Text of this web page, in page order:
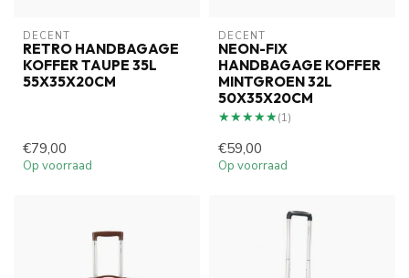
DECENT
RETRO HANDBAGAGE
KOFFER TAUPE 35L
55X35X20CM
€79,00
Op voorraad
DECENT
NEON-FIX
HANDBAGAGE KOFFER
MINTGROEN 32L
50X35X20CM
★★★★★
★★★★★(1)
€59,00
Op voorraad